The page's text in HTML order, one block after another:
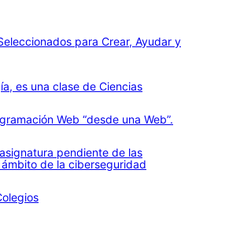
para Crear, Ayudar y
es una clase de Ciencias
Web “desde una Web”.
pendiente de las
de la ciberseguridad